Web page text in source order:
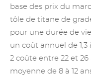
base des prix du
tôle de titane de
pour une durée de
un coût annuel de 1,3
2 coûte entre 22 et
moyenne de 8 à 12